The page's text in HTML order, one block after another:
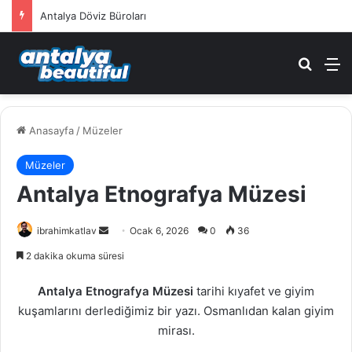
Antalya Kepez Nöbetçi Eczane
Anasayfa / Müzeler
Müzeler
Antalya Etnografya Müzesi
ibrahimkatlav
e
-
Ocak 6, 2026 0 36
2 dakika okuma süresi
Antalya Etnografya Müzesi tarihi kıyafet ve giyim
kuşamlarını derlediğimiz bir yazı. Osmanlıdan kalan giyim
mirası.